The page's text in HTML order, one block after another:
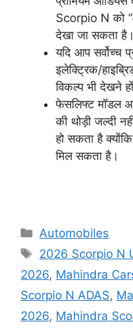
Scorpio N को
देखा जा सकता है।
यदि आप सर्वोच्च
इलेक्ट्रिक/
विकल्प भी देखने
फेसलिफ्ट मॉडल
की थोड़ी जल्दी
हो सकता है
मिल सकता है।
Categories
Automobiles
Tags
2026 Scorpio N
2026, Mahindra
Scorpio N ADAS,
2026, Mahindra